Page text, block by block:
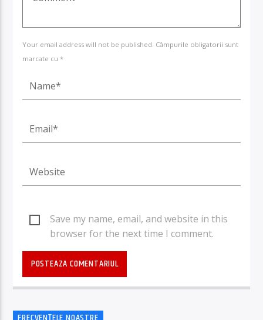
Your email address will not be published. Câmpurile obligatorii sunt
marcate cu *
Save my name, email, and website in this
browser for the next time I comment.